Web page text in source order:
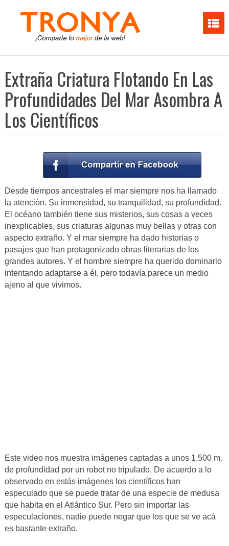
Extraña Criatura Flotando En Las
Profundidades Del Mar Asombra A
Los Científicos
Desde tiempos ancestrales el mar siempre nos ha llamado
la atención. Su inmensidad, su tranquilidad, su profundidad.
El océano también tiene sus misterios, sus cosas a veces
inexplicables, sus criaturas algunas muy bellas y otras con
aspecto extraño. Y el mar siempre ha dado historias o
pasajes que han protagonizado obras literarias de los
grandes autores. Y el hombre siempre ha querido dominarlo
intentando adaptarse a él, pero todavía parece un medio
ajeno al que vivimos.
Este video nos muestra imágenes captadas a unos 1.500 m.
de profundidad por un robot no tripulado. De acuerdo a lo
observado en estás imágenes los científicos han
especulado que se puede tratar de una especie de medusa
que habita en el Atlántico Sur. Pero sin importar las
especulaciones, nadie puede negar que los que se ve acá
es bastante extraño.